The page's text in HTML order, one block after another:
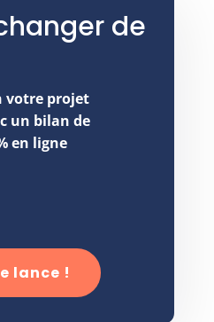
de
votre projet
un bilan de
en ligne
lance !